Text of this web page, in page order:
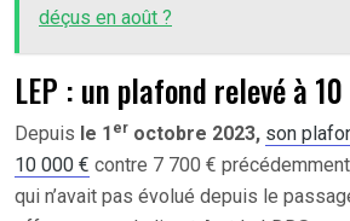
déçus en août ?
LEP : un plafond relevé à
Depuis le 1 er octobre 2023, son
10 000 € contre 7 700 €
qui n’avait pas évolué depuis le